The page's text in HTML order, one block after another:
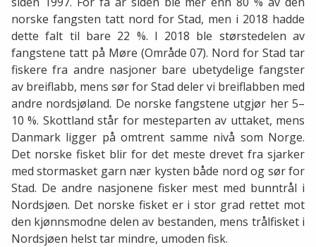
norske fangsten tatt nord for Stad, men i 2018 hadde
dette falt til bare 22 %. I 2018 ble størstedelen av
fangstene tatt på Møre (Område 07). Nord for Stad tar
fiskere fra andre nasjoner bare ubetydelige fangster
av breiflabb, mens sør for Stad deler vi breiflabben med
andre nordsjøland. De norske fangstene utgjør her 5–
10 %. Skottland står for mesteparten av uttaket, mens
Danmark ligger på omtrent samme nivå som Norge.
Det norske fisket blir for det meste drevet fra sjarker
med stormasket garn nær kysten både nord og sør for
Stad. De andre nasjonene fisker mest med bunntrål i
Nordsjøen. Det norske fisket er i stor grad rettet mot
den kjønnsmodne delen av bestanden, mens trålfisket i
Nordsjøen helst tar mindre, umoden fisk.